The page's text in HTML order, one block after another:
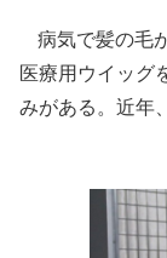
病気で髪の毛
医療用ウイッグ
みがある。近年